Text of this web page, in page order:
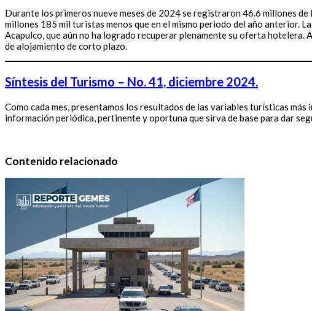
Durante los primeros nueve meses de 2024 se registraron 46.6 millones
millones 185 mil turistas menos que en el mismo periodo del año anterior.
Acapulco, que aún no ha logrado recuperar plenamente su oferta hotelera.
de alojamiento de corto plazo.
Síntesis del Turismo – No. 41, diciembre 2024.
Como cada mes, presentamos los resultados de las variables turísticas
información periódica, pertinente y oportuna que sirva de base para dar
Contenido relacionado